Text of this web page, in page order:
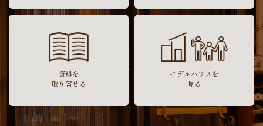
資料を
取り寄せる
モデルハウスを
見る